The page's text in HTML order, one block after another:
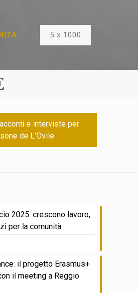
5 x 1000
e interviste per
de L’Ovile
2025: crescono lavoro,
per la comunità
il progetto Erasmus+
il meeting a Reggio